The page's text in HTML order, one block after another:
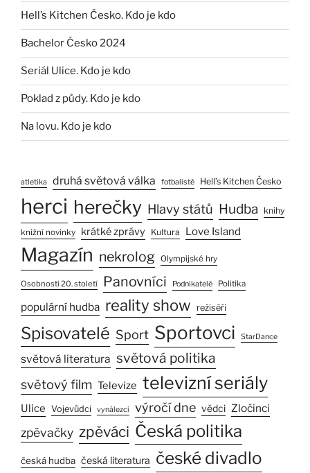
Hell’s Kitchen Česko. Kdo je kdo
Bachelor Česko 2024
Seriál Ulice. Kdo je kdo
Poklad z půdy. Kdo je kdo
Na lovu. Kdo je kdo
atletika druhá světová válka fotbalisté Hell’s Kitchen Česko
herci herečky Hlavy států Hudba knihy
knižní novinky krátké zprávy Kultura Love Island
Magazín nekrolog Olympijské hry
Osobnosti 20. století Panovníci Podnikatelé Politika
populární hudba reality show režiséři
Spisovatelé Sport Sportovci StarDance
světová literatura světová politika
světový film Televize televizní seriály
Ulice Vojevůdci vynálezci výročí dne vědci Zločinci
zpěvačky zpěváci Česká politika
česká hudba česká literatura české divadlo